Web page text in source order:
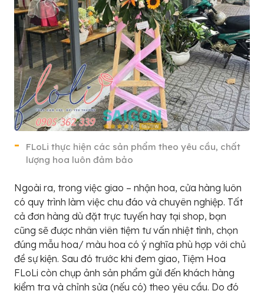
FLoLi thực hiện các sản phẩm theo yêu cầu, chất
lượng hoa luôn đảm bảo
Ngoài ra, trong việc giao – nhận hoa, cửa hàng luôn
có quy trình làm việc chu đáo và chuyên nghiệp. Tất
cả đơn hàng dù đặt trực tuyến hay tại shop, bạn
cũng sẽ được nhân viên tiệm tư vấn nhiệt tình, chọn
đúng mẫu hoa/ màu hoa có ý nghĩa phù hợp với chủ
đề sự kiện. Sau đó trước khi đem giao, Tiệm Hoa
FLoLi còn chụp ảnh sản phẩm gửi đến khách hàng
kiểm tra và chỉnh sửa (nếu có) theo yêu cầu. Do đó